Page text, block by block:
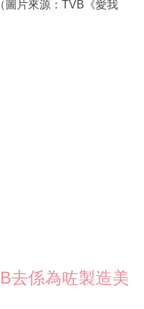
圖片來源：TVB《愛我
去係為咗製造美